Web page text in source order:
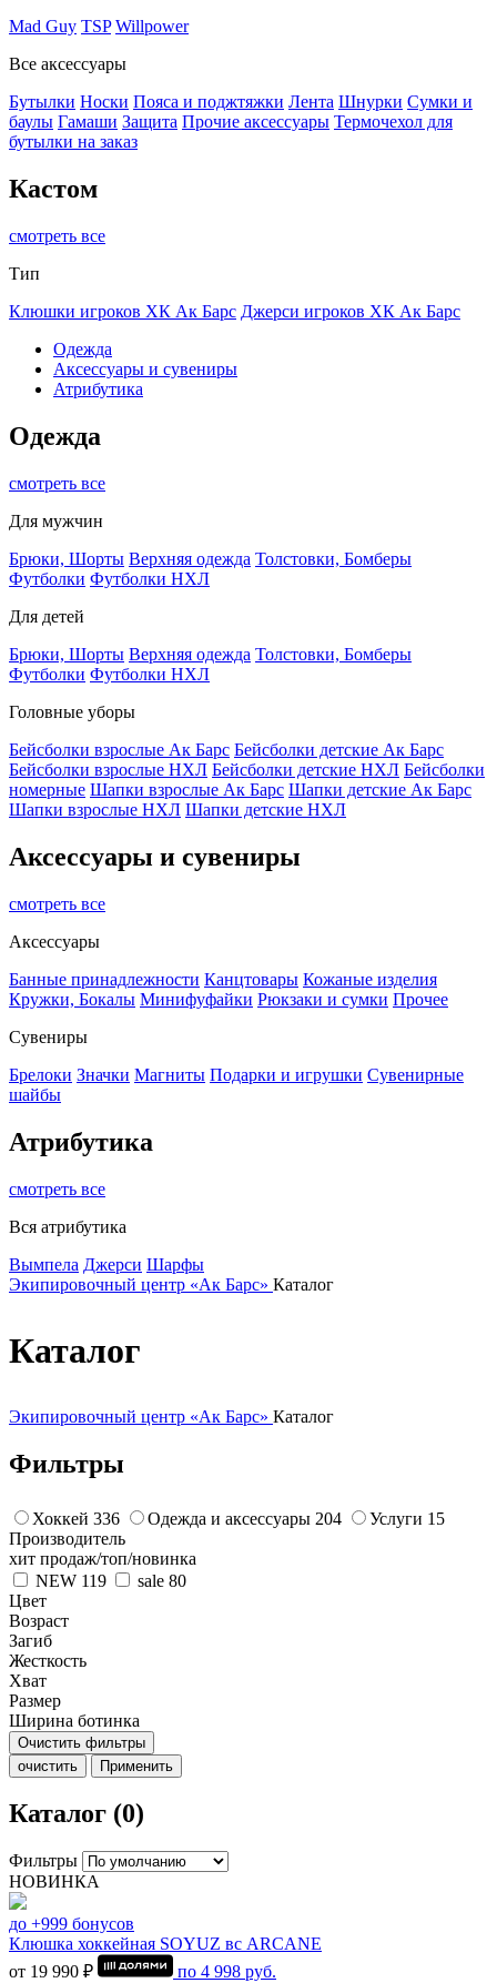
Mad Guy TSP Willpower
Все аксессуары
Бутылки Носки Пояса и поджтяжки Лента Шнурки Сумки и
баулы Гамаши Защита Прочие аксессуары Термочехол для
бутылки на заказ
Кастом
смотреть все
Тип
Клюшки игроков ХК Ак Барс Джерси игроков ХК Ак Барс
Одежда
Аксессуары и сувениры
Атрибутика
Одежда
смотреть все
Для мужчин
Брюки, Шорты Верхняя одежда Толстовки, Бомберы
Футболки Футболки НХЛ
Для детей
Брюки, Шорты Верхняя одежда Толстовки, Бомберы
Футболки Футболки НХЛ
Головные уборы
Бейсболки взрослые Ак Барс Бейсболки детские Ак Барс
Бейсболки взрослые НХЛ Бейсболки детские НХЛ Бейсболки
номерные Шапки взрослые Ак Барс Шапки детские Ак Барс
Шапки взрослые НХЛ Шапки детские НХЛ
Аксессуары и сувениры
смотреть все
Аксессуары
Банные принадлежности Канцтовары Кожаные изделия
Кружки, Бокалы Минифуфайки Рюкзаки и сумки Прочее
Сувениры
Брелоки Значки Магниты Подарки и игрушки Сувенирные
шайбы
Атрибутика
смотреть все
Вся атрибутика
Вымпела Джерси Шарфы
Экипировочный центр «Ак Барс» Каталог
Каталог
Экипировочный центр «Ак Барс» Каталог
Фильтры
Хоккей 336 Одежда и аксессуары 204 Услуги 15
Производитель
хит продаж/топ/новинка
NEW 119 sale 80
Цвет
Возраст
Загиб
Жесткость
Хват
Размер
Ширина ботинка
Очистить фильтры
очистить
Применить
Каталог (0)
Фильтры
НОВИНКА
до +999 бонусов
Клюшка хоккейная SOYUZ вс ARCANE
от 19 990 ₽
по 4 998 руб.